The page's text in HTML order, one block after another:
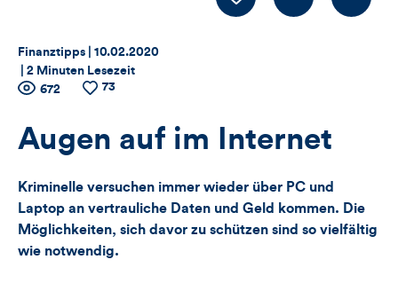
Thema:
Finanztipps | Datum:
10.02.2020
2 Minuten Lesezeit
Zähler
für
Likes
und
Anzahl
Views
672
Anzahl
73
Augen auf im Internet
Kriminelle versuchen immer wieder über PC und
Laptop an vertrauliche Daten und Geld kommen. Die
Möglichkeiten, sich davor zu schützen sind so vielfältig
wie notwendig.